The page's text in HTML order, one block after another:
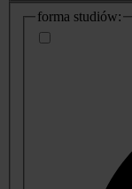
dodatkowe
informacje
forma studiów: